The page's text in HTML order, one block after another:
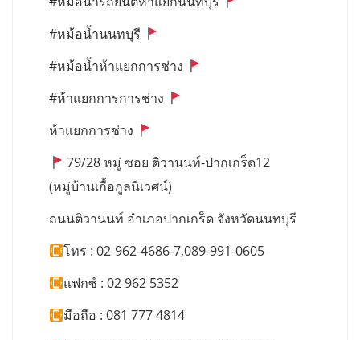
#หม้อน้ำนนทบุรี
#หม้อน้ำห้าแยกการช่าง
#ห้าแยกการการช่าง
ห้าแยกการช่าง
79/28 หมู่ ซอย ติวานนท์-ปากเกร็ด12
(หมู่บ้านเกื้อกูลนิเวศน์)
ถนนติวานนท์ อำเภอปากเกร็ด จังหวัดนนทบุรี
โทร : 02-962-4686-7,089-991-0605
แฟกซ์ : 02 962 5352
มือถือ : 081 777 4814